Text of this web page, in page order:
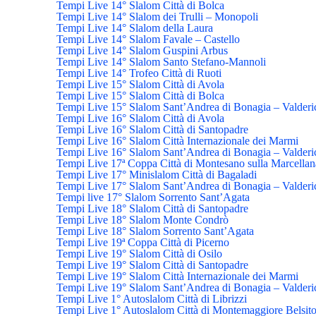
Tempi Live 14° Slalom Città di Bolca
Tempi Live 14° Slalom dei Trulli – Monopoli
Tempi Live 14° Slalom della Laura
Tempi Live 14° Slalom Favale – Castello
Tempi Live 14° Slalom Guspini Arbus
Tempi Live 14° Slalom Santo Stefano-Mannoli
Tempi Live 14° Trofeo Città di Ruoti
Tempi Live 15° Slalom Città di Avola
Tempi Live 15° Slalom Città di Bolca
Tempi Live 15° Slalom Sant’Andrea di Bonagia –
Tempi Live 16° Slalom Città di Avola
Tempi Live 16° Slalom Città di Santopadre
Tempi Live 16° Slalom Città Internazionale dei Marmi
Tempi Live 16° Slalom Sant’Andrea di Bonagia –
Tempi Live 17ª Coppa Città di Montesano sulla
Tempi Live 17° Minislalom Città di Bagaladi
Tempi Live 17° Slalom Sant’Andrea di Bonagia –
Tempi live 17° Slalom Sorrento Sant’Agata
Tempi Live 18° Slalom Città di Santopadre
Tempi Live 18° Slalom Monte Condrò
Tempi Live 18° Slalom Sorrento Sant’Agata
Tempi Live 19ª Coppa Città di Picerno
Tempi Live 19° Slalom Città di Osilo
Tempi Live 19° Slalom Città di Santopadre
Tempi Live 19° Slalom Città Internazionale dei Marmi
Tempi Live 19° Slalom Sant’Andrea di Bonagia –
Tempi Live 1° Autoslalom Città di Librizzi
Tempi Live 1° Autoslalom Città di Montemaggiore Belsito